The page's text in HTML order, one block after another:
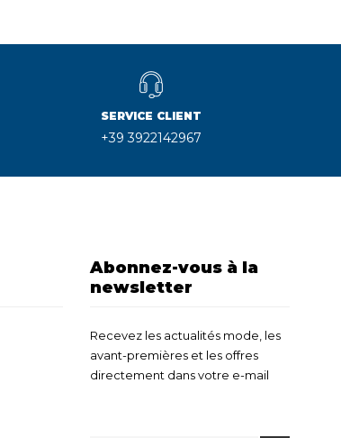
SERVICE CLIENT
+39 3922142967
Abonnez-vous à la
newsletter
Recevez les actualités mode, les
avant-premières et les offres
directement dans votre e-mail